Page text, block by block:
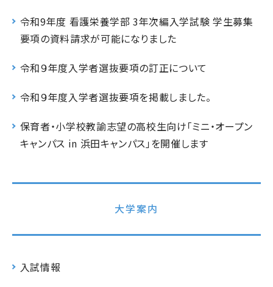
令和9年度 看護栄養学部 3年次編入学試験 学生募集
要項の資料請求が可能になりました
令和９年度入学者選抜要項の訂正について
令和９年度入学者選抜要項を掲載しました。
保育者・小学校教諭志望の高校生向け「ミニ・オープン
キャンパス in 浜田キャンパス」を開催します
大学案内
入試情報